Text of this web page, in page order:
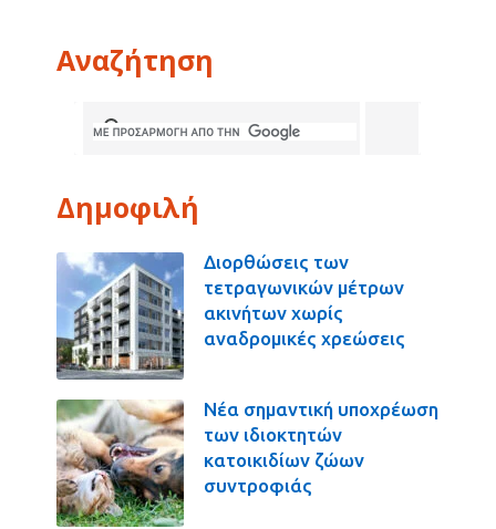
Αναζήτηση
Δημοφιλή
Διορθώσεις των
τετραγωνικών μέτρων
ακινήτων χωρίς
αναδρομικές χρεώσεις
Νέα σημαντική υποχρέωση
των ιδιοκτητών
κατοικιδίων ζώων
συντροφιάς